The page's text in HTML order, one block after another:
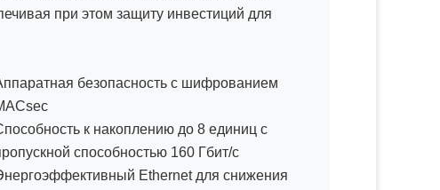
при этом защиту инвестиций для
безопасность с шифрованием
к накоплению до 8 единиц с
способностью 160 Гбит/с
Ethernet для снижения